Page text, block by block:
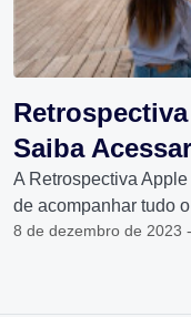
Saiba
A Retrospectiva
de acompanhar tudo
8 de dezembro de 2023